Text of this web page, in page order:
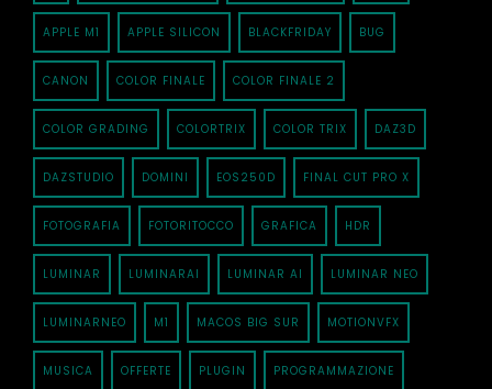
APPLE M1 APPLE SILICON BLACKFRIDAY BUG
CANON COLOR FINALE COLOR FINALE 2
COLOR GRADING COLORTRIX COLOR TRIX DAZ3D
DAZSTUDIO DOMINI EOS250D FINAL CUT PRO X
FOTOGRAFIA FOTORITOCCO GRAFICA HDR
LUMINAR LUMINARAI LUMINAR AI LUMINAR NEO
LUMINARNEO M1 MACOS BIG SUR MOTIONVFX
MUSICA OFFERTE PLUGIN PROGRAMMAZIONE